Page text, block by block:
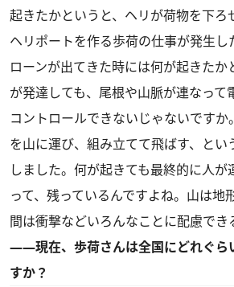
起きたかというと、ヘリが荷物を下ろ
ヘリポートを作る歩荷の仕事が発生し
ローンが出てきた時には何が起きたか
が発達しても、尾根や山脈が連なって
コントロールできないじゃないですか
を山に運び、組み立てて飛ばす、とい
しました。何が起きても最終的に人が
って、残っているんですよね。山は地
間は衝撃などいろんなことに配慮でき
――現在、歩荷さんは全国にどれぐら
すか？